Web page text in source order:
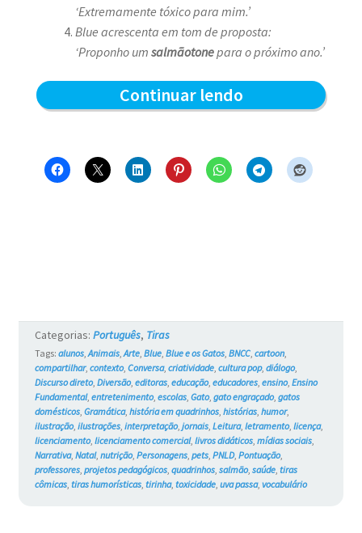
‘Extremamente tóxico para mim.’
Blue acrescenta em tom de proposta:
‘Proponho um salmãotonepara o próximo ano.’
Continuar lendoUma
Perigosa
Gatos
#767
Categorias: Português, Tiras
Tags: alunos,Animais,Arte, Blue, Blue e os Gatos, BNCC, cartoon,
compartilhar, contexto, Conversa, criatividade, cultura pop, diálogo,
Discurso direto, Diversão, editoras, educação, educadores, ensino, Ensino
Fundamental, entretenimento, escolas, Gato, gato engraçado, gatos
domésticos, Gramática, história em quadrinhos, histórias, humor,
ilustração, ilustrações, interpretação, jornais, Leitura, letramento, licença,
licenciamento, licenciamento comercial, livros didáticos, mídias sociais,
Narrativa, Natal, nutrição, Personagens, pets, PNLD, Pontuação,
professores, projetos pedagógicos, quadrinhos, salmão, saúde, tiras
cômicas, tiras humorísticas, tirinha, toxicidade, uva passa, vocabulário